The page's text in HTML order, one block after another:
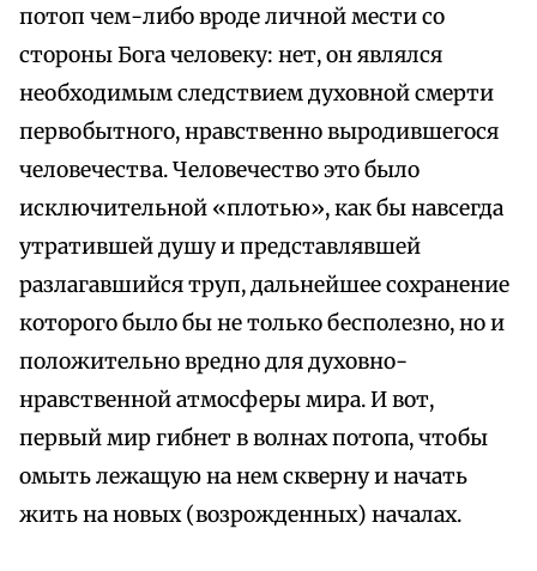
потоп чем-либо вроде личной мести со
стороны Бога человеку: нет, он являлся
необходимым следствием духовной смерти
первобытного, нравственно выродившегося
человечества. Человечество это было
исключительной «плотью», как бы навсегда
утратившей душу и представлявшей
разлагавшийся труп, дальнейшее сохранение
которого было бы не только бесполезно, но и
положительно вредно для духовно-
нравственной атмосферы мира. И вот,
первый мир гибнет в волнах потопа, чтобы
омыть лежащую на нем скверну и начать
жить на новых (возрожденных) началах.